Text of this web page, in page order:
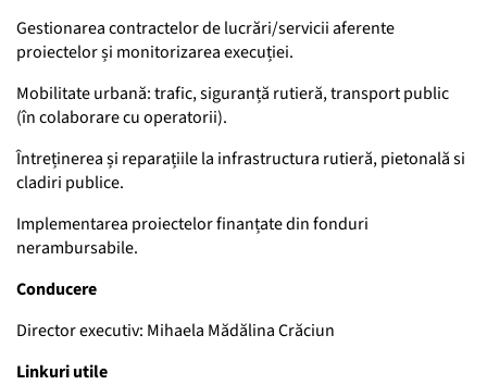
Gestionarea contractelor de lucrări/servicii aferente
proiectelor și monitorizarea execuției.
Mobilitate urbană: trafic, siguranță rutieră, transport public
(în colaborare cu operatorii).
Întreținerea și reparațiile la infrastructura rutieră, pietonală si
cladiri publice.
Implementarea proiectelor finanțate din fonduri
nerambursabile.
Conducere
Director executiv: Mihaela Mădălina Crăciun
Linkuri utile